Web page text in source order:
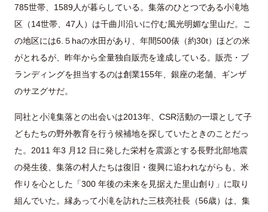
785世帯、1589人が暮らしている。集落のひとつである小滝地
区（14世帯、47人）は千曲川沿いに佇む風光明媚な里山だ。こ
の地区には6.５haの水田があり、年間500俵（約30t）ほどの米
がとれるが、昨年から全量独自販売を達成している。販売・ブ
ランディングを担当するのは創業155年、銀座の老舗、ギンザ
のサヱグサだ。
同社と小滝集落との出会いは2013年、CSR活動の一環として子
どもたちの野外教育を行う候補地を探していたときのことだっ
た。2011 年3 月12 日に発した栄村を震源とする長野北部地震
の発生後、集落の村人たちは復旧・復興に追われながらも、米
作りを心とした「300 年後の未来を見据えた里山創り」に取り
組んでいた。縁あって小滝を訪れた三枝亮社長（56歳）は、集